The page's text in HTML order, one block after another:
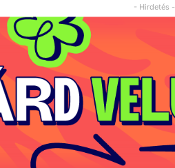
- Hirdetés -